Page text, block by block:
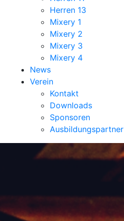
Herren 13
Mixery 1
Mixery 2
Mixery 3
Mixery 4
News
Verein
Kontakt
Downloads
Sponsoren
Ausbildungspartner